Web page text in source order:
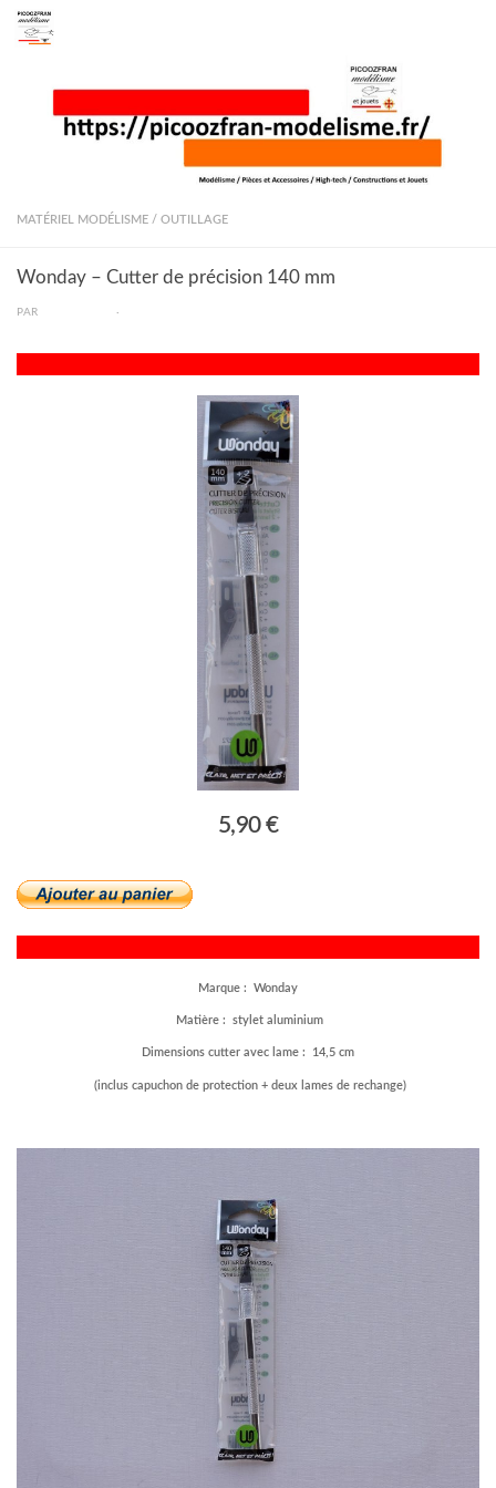
Skip to content
MATÉRIEL MODÉLISME / OUTILLAGE
Wonday – Cutter de précision 140 mm
PAR ·
5,90 €
Marque : Wonday
Matière : stylet aluminium
Dimensions cutter avec lame : 14,5 cm
(inclus capuchon de protection + deux lames de rechange)